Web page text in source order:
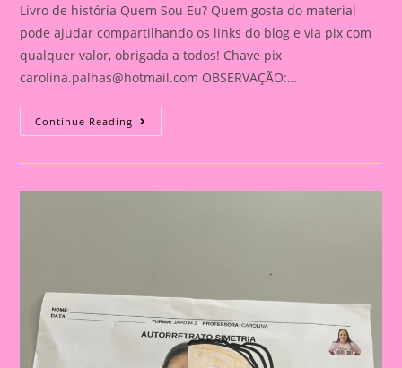
Livro de história Quem Sou Eu? Quem gosta do material
pode ajudar compartilhando os links do blog e via pix com
qualquer valor, obrigada a todos! Chave pix
carolina.palhas@hotmail.com OBSERVAÇÃO:…
Continue Reading Livro
Quem